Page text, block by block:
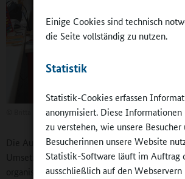
Einige Cookies sind technisch
die Seite vollständig zu nutzen.
Statistik
Statistik-Cookies erfassen
anonymisiert. Diese Informationen
zu verstehen, wie unsere Besucher
Besucherinnen unsere Website
Statistik-Software läuft im Auftrag
ausschließlich auf den Webservern
Britta Hüning
Die Autoren konnten „einen deutlichen
Umsetzung praktischer Konzepte sowie in
organisatorischer Strukturen“ (S. 194) im